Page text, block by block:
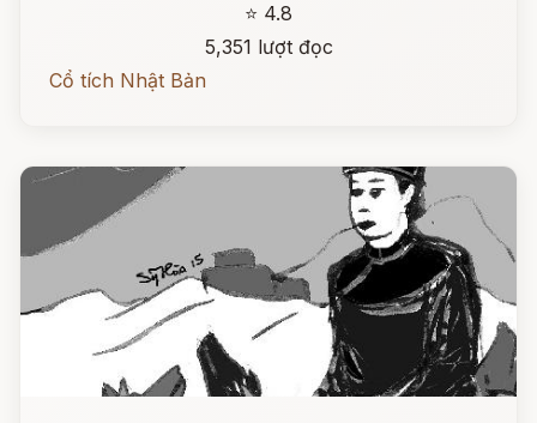
⭐ 4.8
5,351 lượt đọc
Cổ tích Nhật Bản